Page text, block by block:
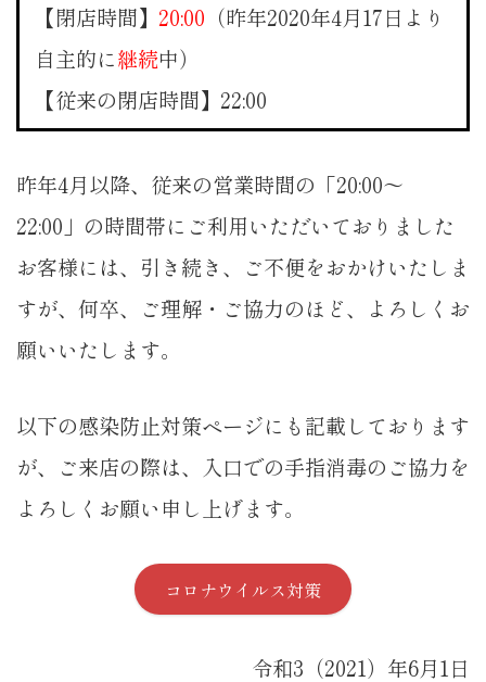
【閉店時間】 20:00 （昨年2020年4月17日より
自主的に継続中）
【従来の閉店時間】22:00
昨年4月以降、従来の営業時間の「20:00〜
22:00」の時間帯にご利用いただいておりました
お客様には、引き続き、ご不便をおかけいたしま
すが、何卒、ご理解・ご協力のほど、よろしくお
願いいたします。
以下の感染防止対策ページにも記載しております
が、ご来店の際は、入口での手指消毒のご協力を
よろしくお願い申し上げます。
コロナウイルス対策
令和3（2021）年6月1日